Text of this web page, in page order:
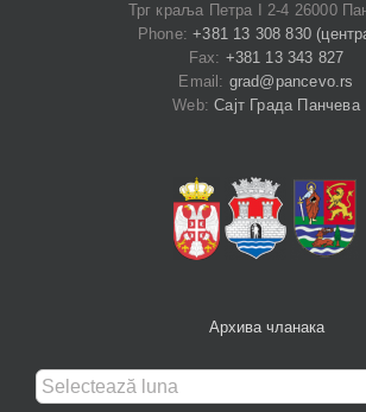
Трг краља Петра I 2-4 26000
Phone:+381 13 308 830
Fax: +381 13 343 827
Email: grad@pancevo.rs
Web:Сајт Града Панчева
Архива чланака
Архива
чланака